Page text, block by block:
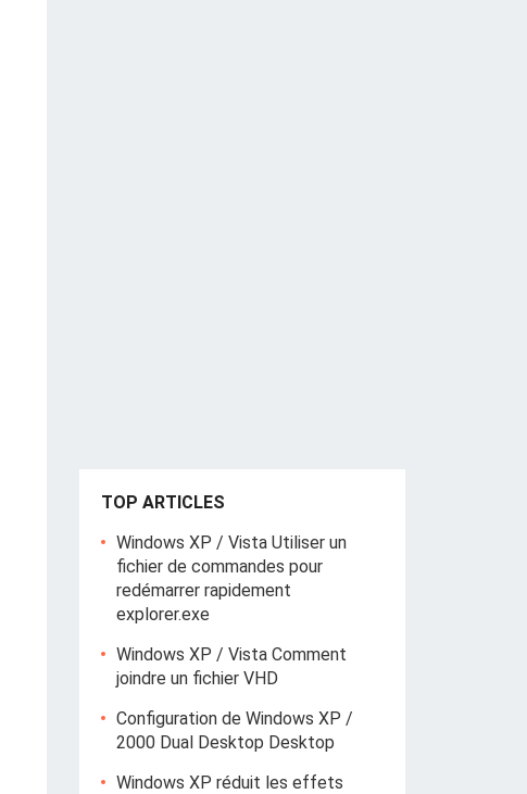
TOP ARTICLES
Windows XP / Vista Utiliser un
fichier de commandes pour
redémarrer rapidement
explorer.exe
Windows XP / Vista Comment
joindre un fichier VHD
Configuration de Windows XP /
2000 Dual Desktop Desktop
Windows XP réduit les effets